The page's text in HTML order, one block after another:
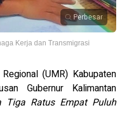
Perbesar
Kerja dan Transmigrasi
(UMR) Kabupaten
Gubernur Kalimantan
Tiga Ratus Empat Puluh